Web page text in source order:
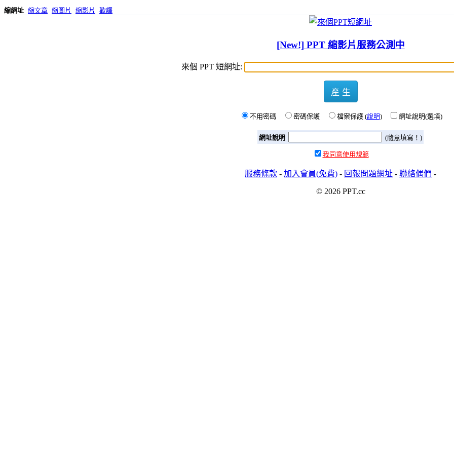
縮網址 縮文章 縮圖片 縮影片 歡譯
[New!] PPT 縮影片服務公測中
來個 PPT 短網址:
產 生
不用密碼 密碼保護 檔案保護 (說明) 網址說明(選填)
網址說明 (隨意填寫！)
我同意使用規範
服務條款 - 加入會員(免費) - 回報問題網址 - 聯絡偶們 -
© 2026 PPT.cc